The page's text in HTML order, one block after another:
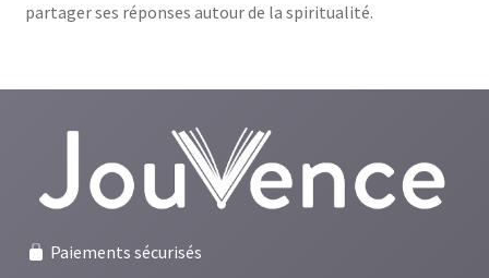
partager ses réponses autour de la spiritualité.
Paiements sécurisés